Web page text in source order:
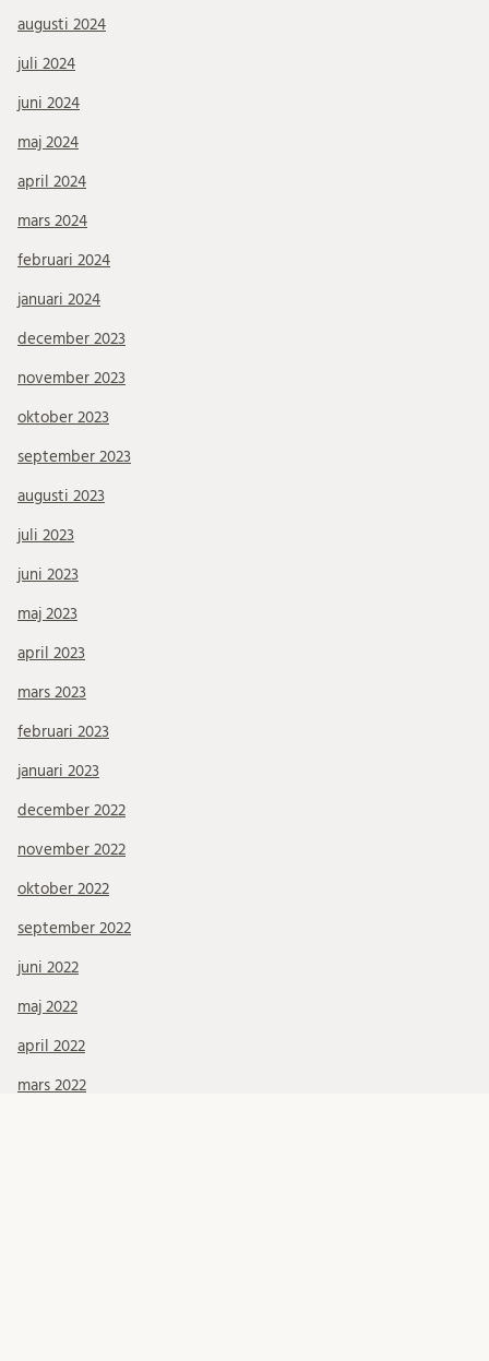
augusti 2024
juli 2024
juni 2024
maj 2024
april 2024
mars 2024
februari 2024
januari 2024
december 2023
november 2023
oktober 2023
september 2023
augusti 2023
juli 2023
juni 2023
maj 2023
april 2023
mars 2023
februari 2023
januari 2023
december 2022
november 2022
oktober 2022
september 2022
juni 2022
maj 2022
april 2022
mars 2022